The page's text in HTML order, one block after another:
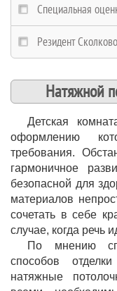
Специальная
Резидент Сколково
Натяжной
Детская
оформлению
требования.
гармоничное
безопасной для
материалов
сочетать в себе
случае, когда речь
По мнению
способов
натяжные